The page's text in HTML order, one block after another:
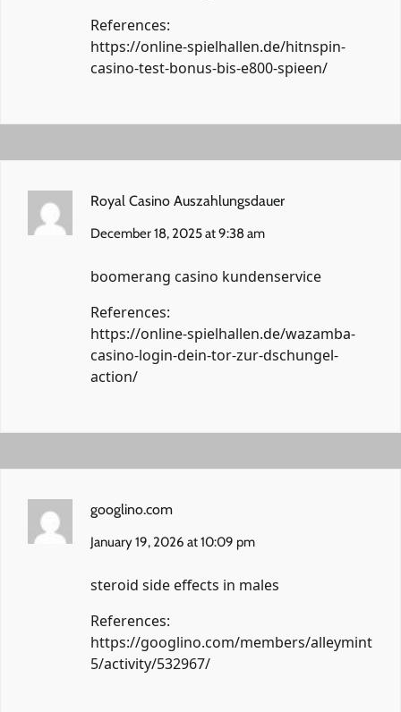
References:
https://online-spielhallen.de/hitnspin-
casino-test-bonus-bis-e800-spieen/
Royal Casino Auszahlungsdauer
December 18, 2025 at 9:38 am
boomerang casino kundenservice
References:
https://online-spielhallen.de/wazamba-
casino-login-dein-tor-zur-dschungel-
action/
googlino.com
January 19, 2026 at 10:09 pm
steroid side effects in males
References:
https://googlino.com/members/alleymint
5/activity/532967/